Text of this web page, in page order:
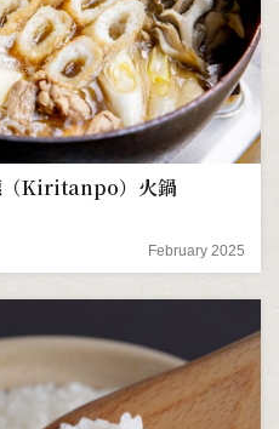
（Kiritanpo）火鍋
February 2025